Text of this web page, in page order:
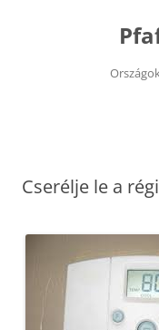
Cserélje le a